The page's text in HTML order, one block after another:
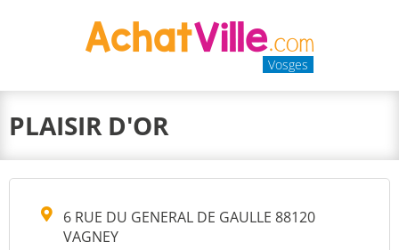
Vosges
PLAISIR D'OR
6 RUE DU GENERAL DE GAULLE 88120
VAGNEY